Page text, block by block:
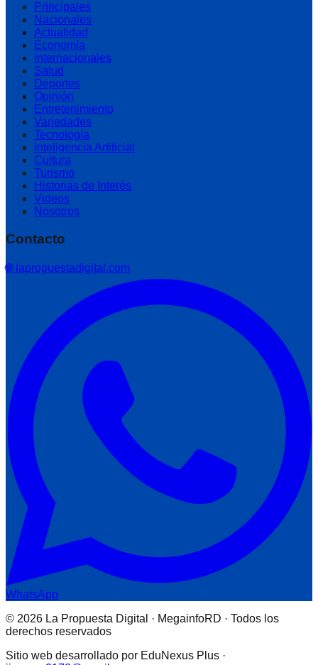
Principales
Nacionales
Actualidad
Economía
Internacionales
Salud
Deportes
Opinión
Entretenimiento
Variedades
Tecnología
Inteligencia Artificial
Cultura
Turismo
Historias de Interés
Videos
Nosotros
Contacto
🌐 lapropuestadigital.com
WhatsApp
© 2026 La Propuesta Digital · MegainfoRD · Todos los
derechos reservados
Sitio web desarrollado por EduNexus Plus ·